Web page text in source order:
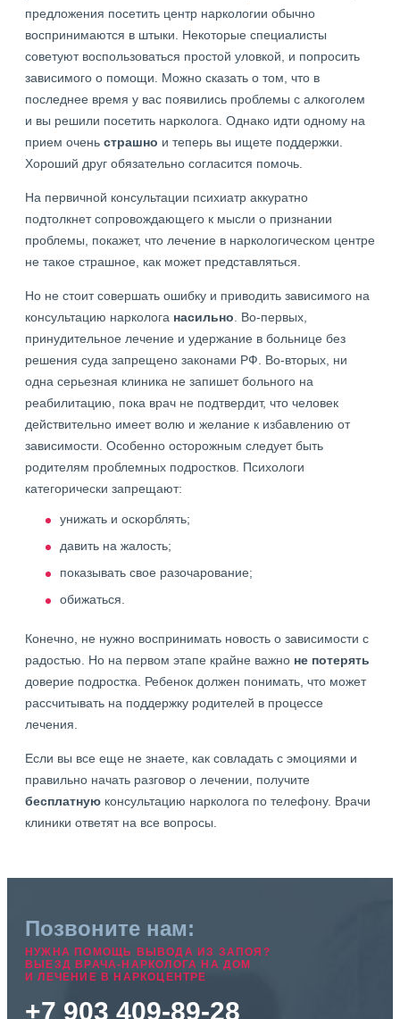
предложения посетить центр наркологии обычно
воспринимаются в штыки. Некоторые специалисты
советуют воспользоваться простой уловкой, и попросить
зависимого о помощи. Можно сказать о том, что в
последнее время у вас появились проблемы с алкоголем
и вы решили посетить нарколога. Однако идти одному на
прием очень страшно и теперь вы ищете поддержки.
Хороший друг обязательно согласится помочь.
На первичной консультации психиатр аккуратно
подтолкнет сопровождающего к мысли о признании
проблемы, покажет, что лечение в наркологическом центре
не такое страшное, как может представляться.
Но не стоит совершать ошибку и приводить зависимого на
консультацию нарколога насильно . Во-первых,
принудительное лечение и удержание в больнице без
решения суда запрещено законами РФ. Во-вторых, ни
одна серьезная клиника не запишет больного на
реабилитацию, пока врач не подтвердит, что человек
действительно имеет волю и желание к избавлению от
зависимости. Особенно осторожным следует быть
родителям проблемных подростков. Психологи
категорически запрещают:
унижать и оскорблять;
давить на жалость;
показывать свое разочарование;
обижаться.
Конечно, не нужно воспринимать новость о зависимости с
радостью. Но на первом этапе крайне важно не потерять
доверие подростка. Ребенок должен понимать, что может
рассчитывать на поддержку родителей в процессе
лечения.
Если вы все еще не знаете, как совладать с эмоциями и
правильно начать разговор о лечении, получите
бесплатную консультацию нарколога по телефону. Врачи
клиники ответят на все вопросы.
Позвоните нам:
НУЖНА ПОМОЩЬ ВЫВОДА ИЗ ЗАПОЯ?
ВЫЕЗД ВРАЧА-НАРКОЛОГА НА ДОМ
И ЛЕЧЕНИЕ В НАРКОЦЕНТРЕ
+7 903 409-89-28